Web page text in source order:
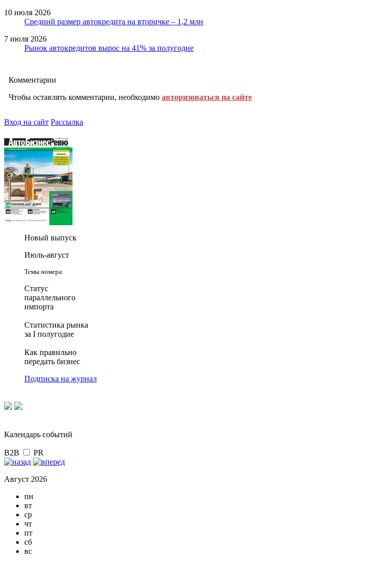
10 июля 2026
Средний размер автокредита на вторичке – 1,2 млн
7 июля 2026
Рынок автокредитов вырос на 41% за полугодие
Комментарии
Чтобы оставлять комментарии, необходимо авторизоваться на сайте
Вход на сайт Рассылка
Новый выпуск
Июль-август
Темы номера:
Статус
параллельного
импорта
Статистика рынка
за I полугодие
Как правильно
передать бизнес
Подписка на журнал
Календарь событий
B2B PR
Август 2026
пн
вт
ср
чт
пт
сб
вс